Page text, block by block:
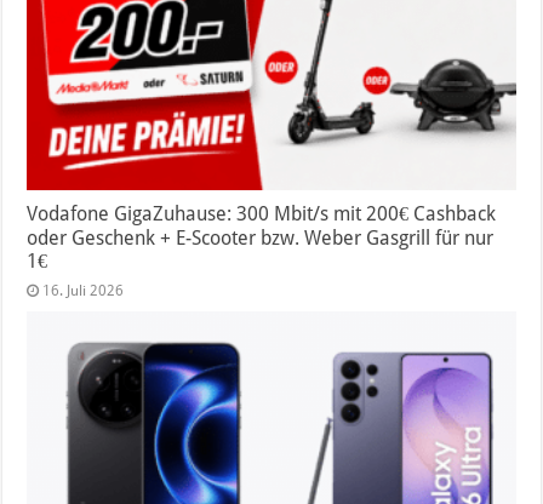
Vodafone GigaZuhause: 300 Mbit/s mit 200€ Cashback
oder Geschenk + E-Scooter bzw. Weber Gasgrill für nur
1€
16. Juli 2026